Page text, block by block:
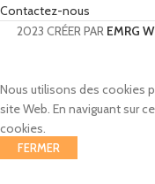
Contactez-nous
2023 CRÉER PAR EMRG
Nous utilisons des cookies
site Web. En naviguant sur
cookies.
FERMER